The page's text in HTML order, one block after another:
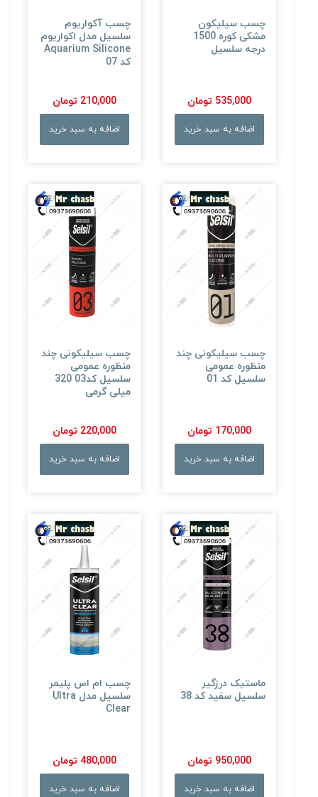
چسب سیلیکون
مشکی کوره 1500
درجه سلسیل
535,000 تومان
اضافه به سبد خرید
چسب آکواریوم
سلسیل مدل اکواریوم
Aquarium Silicone
کد 07
210,000 تومان
اضافه به سبد خرید
چسب سیلیکونی چند
منظوره عمومی
سلسیل کد 01
170,000 تومان
اضافه به سبد خرید
چسب سیلیکونی چند
منظوره عمومی
سلسیل کد03 320
میلی گرمی
220,000 تومان
اضافه به سبد خرید
ماستیک درزگیر
سلسیل سفید کد 38
950,000 تومان
اضافه به سبد خرید
چسب ام اس پلیمر
سلسیل مدل Ultra
Clear
480,000 تومان
اضافه به سبد خرید